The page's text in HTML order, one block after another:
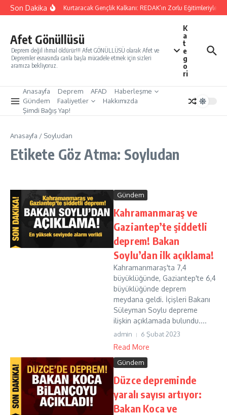
İçeriğe atla
Son DakikaYarınları Kurtaracak Gençlik Kalkanı: REDAK’ın Zorlu Eğitimleriyle
Afet Gönüllüsü
Deprem değil ihmal öldürür!!! Afet GÖNÜLLÜSÜ olarak Afet ve
Depremler esnasında canla başla mücadele etmek için sizleri
aramıza bekliyoruz.
K
a
t
e
g
o
ri
Anasayfa Deprem AFAD
Haberleşme
Gündem
Faaliyetler
Hakkımızda
Şimdi Bağış Yap!
Anasayfa / Soyludan
Etikete Göz Atma: Soyludan
Gündem
Kahramanmaraş ve
Gaziantep’te şiddetli
deprem! Bakan
Soylu’dan ilk açıklama!
Kahramanmaraş'ta 7,4
büyüklüğünde, Gaziantep'te 6,4
büyüklüğünde deprem
meydana geldi. İçişleri Bakanı
Süleyman Soylu depreme
ilişkin açıklamada bulundu....
admin 6 Şubat 2023
Read More
Gündem
Düzce depreminde
yaralı sayısı artıyor:
Bakan Koca ve